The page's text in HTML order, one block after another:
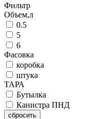
Фильтр
Объем,л
0.5
5
6
Фасовка
коробка
штука
ТАРА
Бутылка
Канистра ПНД
сбросить